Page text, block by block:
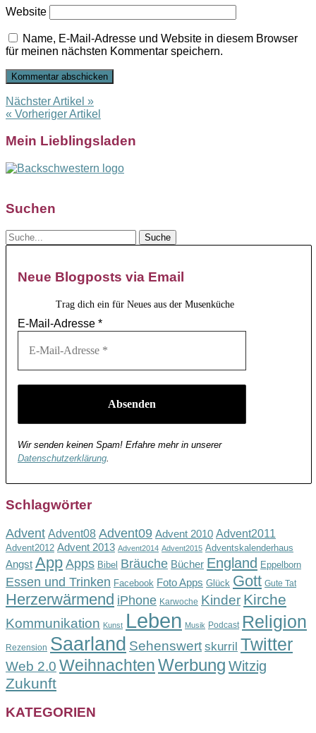
Website
Name, E-Mail-Adresse und Website in diesem Browser
für meinen nächsten Kommentar speichern.
Nächster Artikel »
« Vorheriger Artikel
Mein Lieblingsladen
Suchen
Neue Blogposts via Email
Trag dich ein für Neues aus der Musenküche
E-Mail-Adresse *
Wir senden keinen Spam! Erfahre mehr in unserer
Datenschutzerklärung.
Schlagwörter
Advent Advent08 Advent09 Advent 2010 Advent2011
Advent2012 Advent 2013 Advent2014 Advent2015 Adventskalenderhaus
Angst App Apps Bibel Bräuche Bücher England Eppelborn
Essen und Trinken Facebook Foto Apps Glück Gott Gute Tat
Herzerwärmend iPhone Karwoche Kinder Kirche
Kommunikation Kunst Leben Musik Podcast Religion
Rezension Saarland Sehenswert skurril Twitter
Web 2.0 WeihnachtenWerbung Witzig
Zukunft
KATEGORIEN